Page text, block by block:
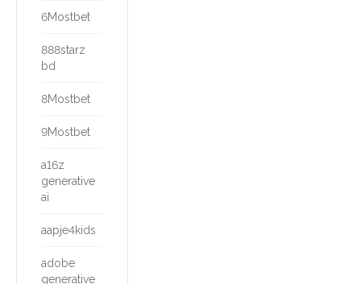
6Mostbet
888starz
bd
8Mostbet
9Mostbet
a16z
generative
ai
aapje4kids
adobe
generative